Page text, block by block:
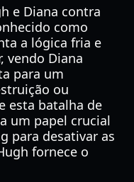
e Diana contra
como
a lógica fria e
vendo Diana
para um
ou
esta batalha de
um papel crucial
para desativar as
fornece o